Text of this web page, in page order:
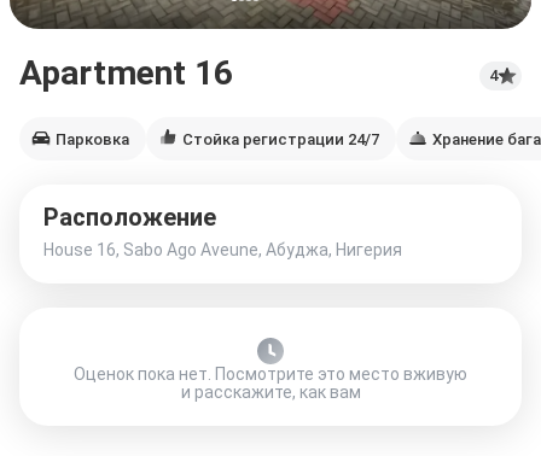
Apartment 16 4
Парковка Стойка регистрации 24/7 Хранение
Расположение
House 16, Sabo Ago Aveune, Абуджа, Нигерия
Оценок пока нет. Посмотрите это место вживую
и расскажите, как вам